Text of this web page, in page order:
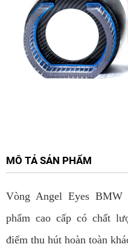
MÔ TẢ SẢN PHẨM
Vòng Angel Eyes
phẩm cao cấp có chất
điểm thu hút hoàn toàn